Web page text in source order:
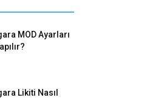
MOD Ayarları
Likiti Nasıl